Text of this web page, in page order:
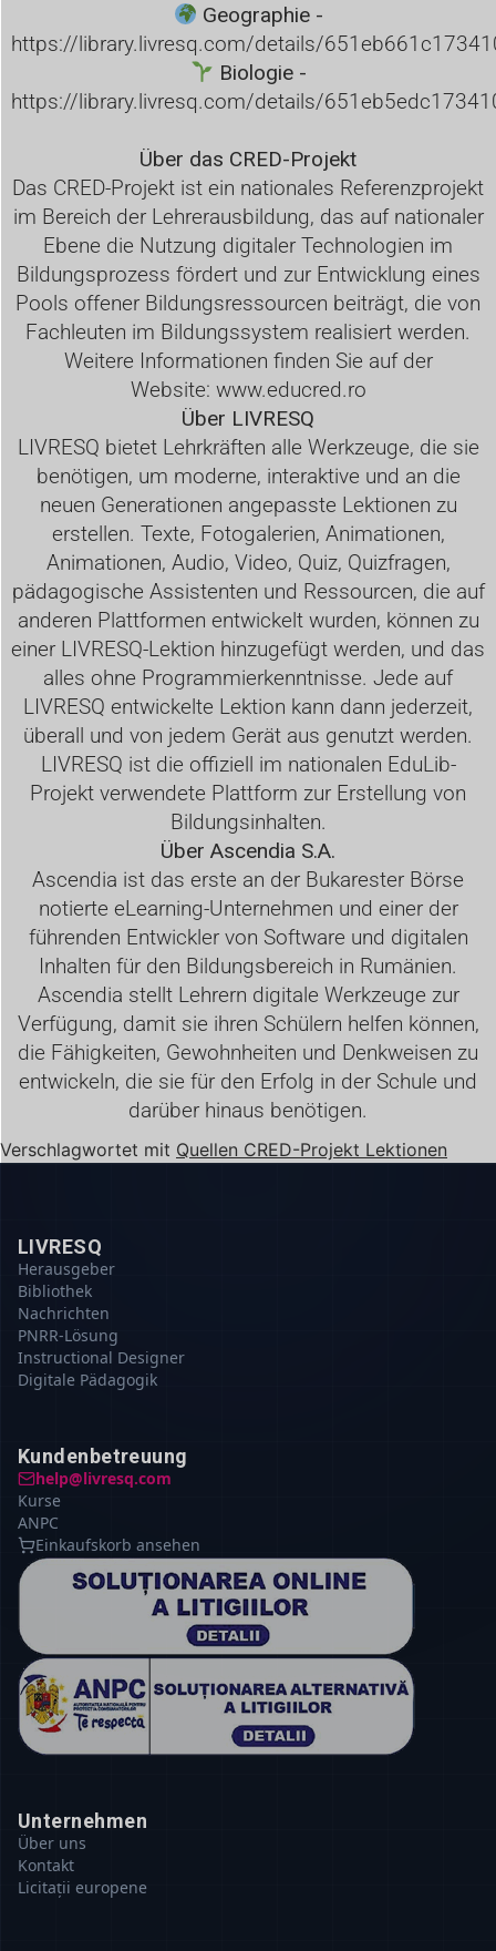
Geographie -
https://library.livresq.com/details/
Biologie -
https://library.livresq.com/details/
Über das CRED-Projekt
Das CRED-Projekt ist ein nationales Referenzprojekt
im Bereich der Lehrerausbildung, das auf nationaler
Ebene die Nutzung digitaler Technologien im
Bildungsprozess fördert und zur Entwicklung eines
Pools offener Bildungsressourcen beiträgt, die von
Fachleuten im Bildungssystem realisiert werden.
Weitere Informationen finden Sie auf der
Website: www.educred.ro
Über LIVRESQ
LIVRESQ bietet Lehrkräften alle Werkzeuge, die sie
benötigen, um moderne, interaktive und an die
neuen Generationen angepasste Lektionen zu
erstellen. Texte, Fotogalerien, Animationen,
Animationen, Audio, Video, Quiz, Quizfragen,
pädagogische Assistenten und Ressourcen, die auf
anderen Plattformen entwickelt wurden, können zu
einer LIVRESQ-Lektion hinzugefügt werden, und das
alles ohne Programmierkenntnisse. Jede auf
LIVRESQ entwickelte Lektion kann dann jederzeit,
überall und von jedem Gerät aus genutzt werden.
LIVRESQ ist die offiziell im nationalen EduLib-
Projekt verwendete Plattform zur Erstellung von
Bildungsinhalten.
Über Ascendia S.A.
Ascendia ist das erste an der Bukarester Börse
notierte eLearning-Unternehmen und einer der
führenden Entwickler von Software und digitalen
Inhalten für den Bildungsbereich in Rumänien.
Ascendia stellt Lehrern digitale Werkzeuge zur
Verfügung, damit sie ihren Schülern helfen können,
die Fähigkeiten, Gewohnheiten und Denkweisen zu
entwickeln, die sie für den Erfolg in der Schule und
darüber hinaus benötigen.
Verschlagwortet mit Quellen CRED-Projekt Lektionen
LIVRESQ
Herausgeber
Bibliothek
Nachrichten
PNRR-Lösung
Instructional Designer
Digitale Pädagogik
Kundenbetreuung
help@livresq.com
Kurse
ANPC
Einkaufskorb ansehen
Unternehmen
Über uns
Kontakt
Licitații europene